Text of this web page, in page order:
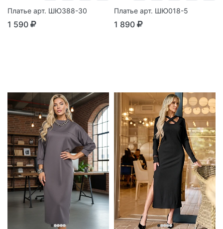
Платье арт. ШЮ388-30
1 590
Платье арт. ШЮ018-5
1 890